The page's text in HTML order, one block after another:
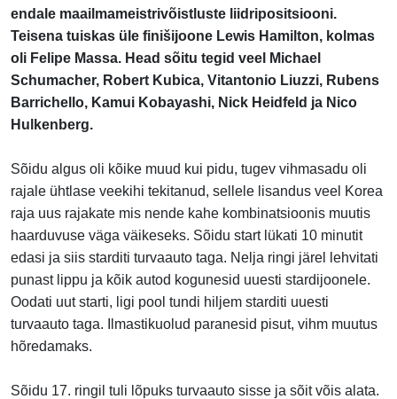
endale maailmameistrivõistluste liidripositsiooni.
Teisena tuiskas üle finišijoone Lewis Hamilton, kolmas
oli Felipe Massa. Head sõitu tegid veel Michael
Schumacher, Robert Kubica, Vitantonio Liuzzi, Rubens
Barrichello, Kamui Kobayashi, Nick Heidfeld ja Nico
Hulkenberg.
Sõidu algus oli kõike muud kui pidu, tugev vihmasadu oli
rajale ühtlase veekihi tekitanud, sellele lisandus veel Korea
raja uus rajakate mis nende kahe kombinatsioonis muutis
haarduvuse väga väikeseks. Sõidu start lükati 10 minutit
edasi ja siis starditi turvaauto taga. Nelja ringi järel lehvitati
punast lippu ja kõik autod kogunesid uuesti stardijoonele.
Oodati uut starti, ligi pool tundi hiljem starditi uuesti
turvaauto taga. Ilmastikuolud paranesid pisut, vihm muutus
hõredamaks.
Sõidu 17. ringil tuli lõpuks turvaauto sisse ja sõit võis alata.